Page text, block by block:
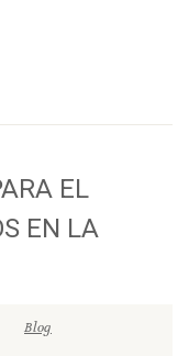
EL
EN LA
Blog